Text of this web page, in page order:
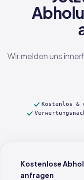
Wir melden uns
Kostenlos &
Kostenlose
anfragen